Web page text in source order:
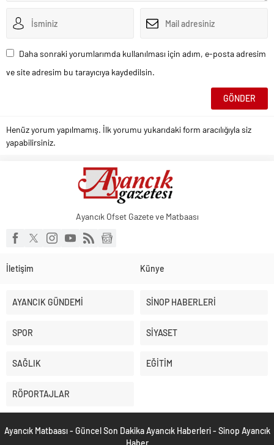
Daha sonraki yorumlarımda kullanılması için adım, e-posta adresim
ve site adresim bu tarayıcıya kaydedilsin.
Henüz yorum yapılmamış. İlk yorumu yukarıdaki form aracılığıyla siz
yapabilirsiniz.
Ayancık Ofset Gazete ve Matbaası
İletişim Künye
AYANCIK GÜNDEMİ SİNOP HABERLERİ
SPOR SİYASET
SAĞLIK EĞİTİM
RÖPORTAJLAR
Ayancık Matbaası - Güncel Son Dakika Ayancık Haberleri - Sinop Ayancık